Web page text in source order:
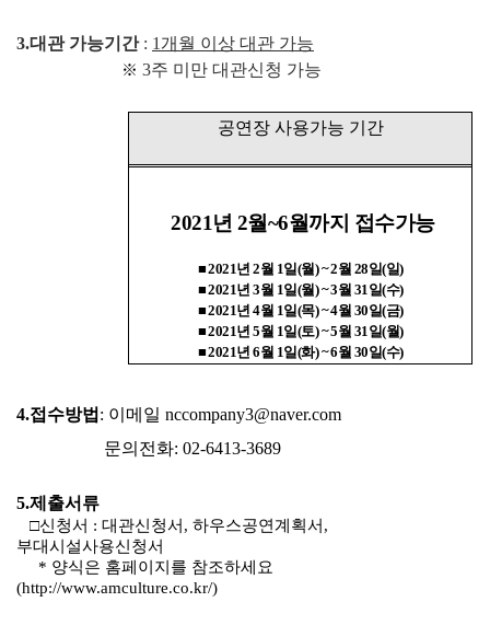
3.대관 가능기간: 1 개월 이상 대관 가능
※ 3주 미만 대관신청 가능
공연장 사용가능 기간
2021년 2월~6월까지 접수가능
■2021년 2월 1일(월) ~ 2월 28일(일)
■2021년 3월 1일(월) ~ 3월 31 일(수)
■2021년 4월 1일(목) ~ 4월 30일(금)
■2021년 5월 1일(토) ~ 5월 31 일(월)
■2021년 6월 1일(화) ~ 6월 30일(수)
4.접수방법 : 이메일 nccompany3@naver.com
문의전화: 02-6413-3689
5.제출서류
□신청서 : 대관신청서 , 하우스공연계획서 ,
부대시설사용신청서
* 양식은 홈페이지를 참조하세요
(http://www.amculture.co.kr/)